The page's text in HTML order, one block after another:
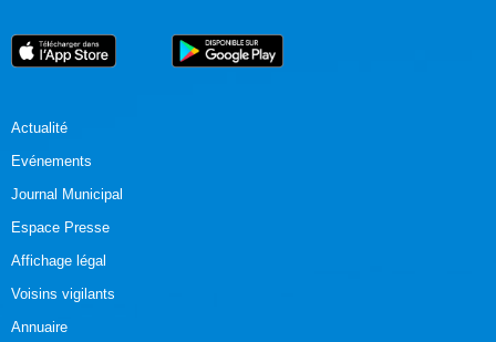
Actualité
Evénements
Journal Municipal
Espace Presse
Affichage légal
Voisins vigilants
Annuaire